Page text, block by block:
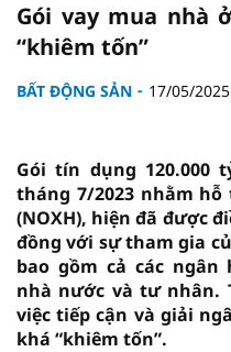
Gói vay mua nhà
“khiêm tốn”
BẤT ĐỘNG SẢN 17/05/
Gói tín dụng
tháng 7/2023 nhằm
(NOXH), hiện đã được
đồng với sự tham gia
bao gồm cả các
nhà nước và tư nhân.
việc tiếp cận và giải
khá “khiêm tốn”.